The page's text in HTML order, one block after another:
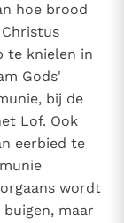
hoe brood
te knielen in
Gods'
bij de
Lof. Ook
eerbied te
wordt
maar